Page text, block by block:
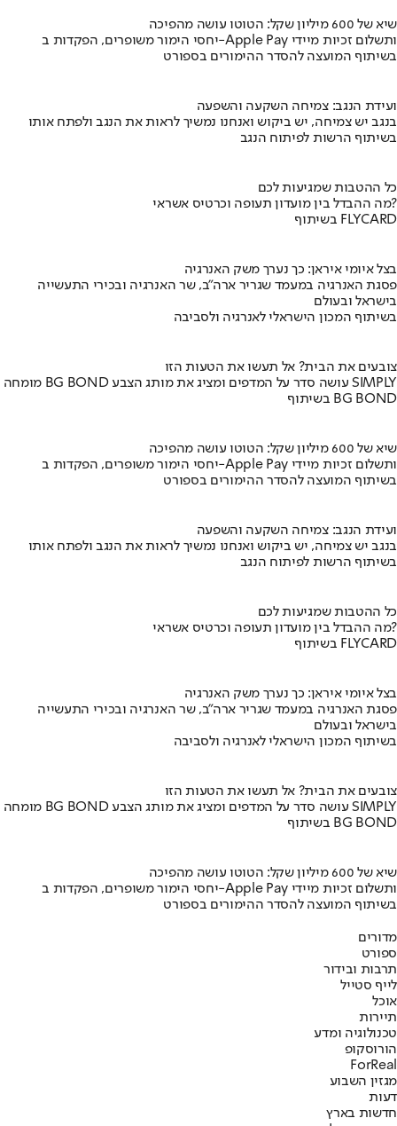
שיא של 600 מיליון שקל: הטוטו עושה מהפיכה
יחסי הימור משופרים, הפקדות ב-Apple Pay ותשלום זכיות מיידי
בשיתוף המועצה להסדר ההימורים בספורט
ועידת הנגב: צמיחה השקעה והשפעה
בנגב יש צמיחה, יש ביקוש ואנחנו נמשיך לראות את הנגב ולפתח אותו
בשיתוף הרשות לפיתוח הנגב
כל ההטבות שמגיעות לכם
מה ההבדל בין מועדון תעופה וכרטיס אשראי?
בשיתוף FLYCARD
בצל איומי איראן: כך נערך משק האנרגיה
פסגת האנרגיה במעמד שגריר ארה"ב, שר האנרגיה ובכירי התעשייה
בישראל ובעולם
בשיתוף המכון הישראלי לאנרגיה ולסביבה
צובעים את הבית? אל תעשו את הטעות הזו
מומחה BG BOND עושה סדר על המדפים ומציג את מותג הצבע SIMPLY
בשיתוף BG BOND
שיא של 600 מיליון שקל: הטוטו עושה מהפיכה
יחסי הימור משופרים, הפקדות ב-Apple Pay ותשלום זכיות מיידי
בשיתוף המועצה להסדר ההימורים בספורט
ועידת הנגב: צמיחה השקעה והשפעה
בנגב יש צמיחה, יש ביקוש ואנחנו נמשיך לראות את הנגב ולפתח אותו
בשיתוף הרשות לפיתוח הנגב
כל ההטבות שמגיעות לכם
מה ההבדל בין מועדון תעופה וכרטיס אשראי?
בשיתוף FLYCARD
בצל איומי איראן: כך נערך משק האנרגיה
פסגת האנרגיה במעמד שגריר ארה"ב, שר האנרגיה ובכירי התעשייה
בישראל ובעולם
בשיתוף המכון הישראלי לאנרגיה ולסביבה
צובעים את הבית? אל תעשו את הטעות הזו
מומחה BG BOND עושה סדר על המדפים ומציג את מותג הצבע SIMPLY
בשיתוף BG BOND
שיא של 600 מיליון שקל: הטוטו עושה מהפיכה
יחסי הימור משופרים, הפקדות ב-Apple Pay ותשלום זכיות מיידי
בשיתוף המועצה להסדר ההימורים בספורט
מדורים
ספורט
תרבות ובידור
לייף סטייל
אוכל
תיירות
טכנולוגיה ומדע
הורוסקופ
ForReal
מגזין השבוע
דעות
חדשות בארץ